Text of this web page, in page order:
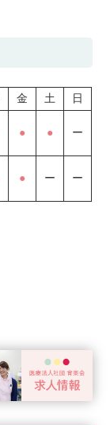
金 土 日
● ● ー
● ー ー